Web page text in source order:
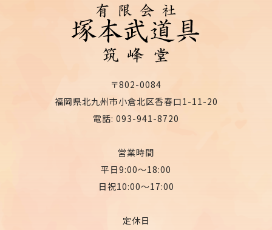
〒802-0084
福岡県北九州市小倉北区香春口1-11-20
電話: 093-941-8720
営業時間
平日9:00〜18:00
日祝10:00〜17:00
定休日